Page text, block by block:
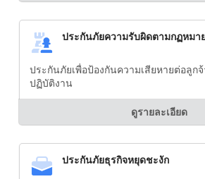
ประกันภัยความรับผิดตามกฏหมา
ประกันภัยเพื่อป้องกันความเสียหายต่อลูก
ปฏิบัติงาน
ดูรายละเอียด
ประกันภัยธุรกิจหยุดชะงัก